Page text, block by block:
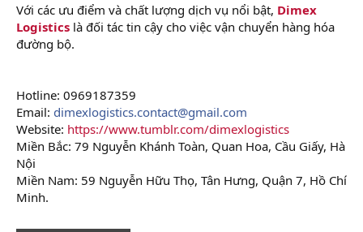
Với các ưu điểm và chất lượng dịch vụ nổi bật, Dimex
Logistics là đối tác tin cậy cho việc vận chuyển hàng hóa
đường bộ.
Hotline: 0969187359
Email: dimexlogistics.contact@gmail.com
Website: https://www.tumblr.com/dimexlogistics
Miền Bắc: 79 Nguyễn Khánh Toàn, Quan Hoa, Cầu Giấy, Hà
Nội
Miền Nam: 59 Nguyễn Hữu Thọ, Tân Hưng, Quận 7, Hồ Chí
Minh.